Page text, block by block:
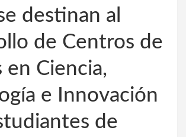
destinan al
de Centros de
en Ciencia,
e Innovación
de